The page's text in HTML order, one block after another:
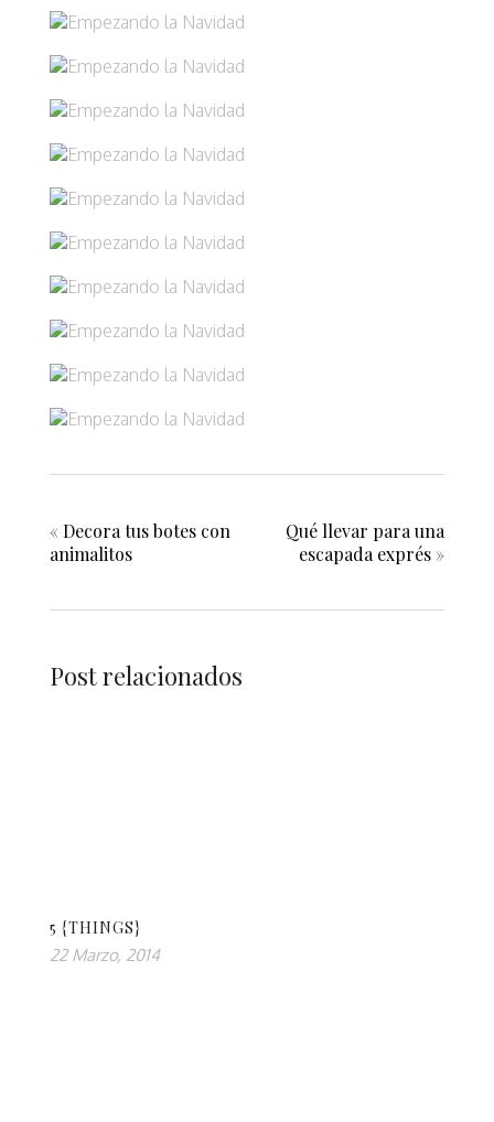
« Decora tus botes con
animalitos
Qué llevar para una
escapada exprés »
Post relacionados
5 {THINGS}
22 Marzo, 2014